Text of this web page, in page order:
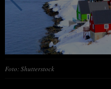
Foto: Shutterstock